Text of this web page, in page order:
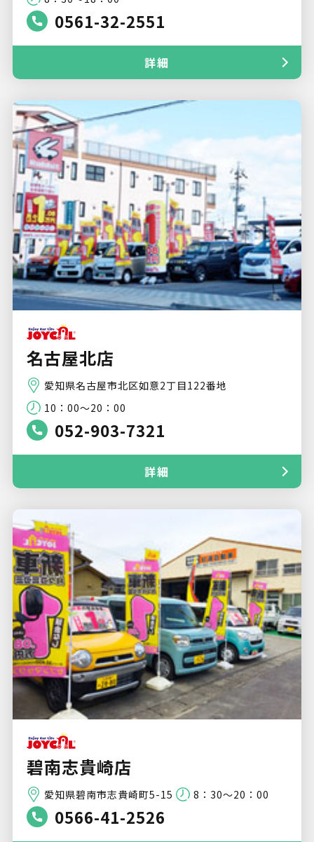
0561-32-2551
詳細
名古屋北店
愛知県名古屋市北区如意2丁目122番地
10：00～20：00
052-903-7321
詳細
碧南志貴崎店
愛知県碧南市志貴崎町5-15 8：30～20：00
0566-41-2526